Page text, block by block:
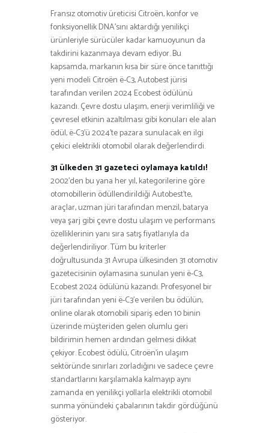
Fransız otomotiv üreticisi Citroën, konfor ve
fonksiyonellik DNA’sını aktardığı yenilikçi
ürünleriyle sürücüler kadar kamuoyunun da
takdirini kazanmaya devam ediyor. Bu
kapsamda, markanın kısa bir süre önce tanıttığı
yeni modeli Citroën ë-C3, Autobest jürisi
tarafından verilen 2024 Ecobest ödülünü
kazandı. Çevre dostu ulaşım, enerji verimliliği ve
çevresel etkinin azaltılması gibi konuları ele alan
ödül, ë-C3’ü 2024’te pazara sunulacak en ilgi
çekici elektrikli otomobil olarak değerlendirdi.
31 ülkeden 31 gazeteci oylamaya katıldı!
2002’den bu yana her yıl, kategorilerine göre
otomobillerin ödüllendirildiği Autobest’te,
araçlar, uzman jüri tarafından menzil, batarya
veya şarj gibi çevre dostu ulaşım ve performans
özelliklerinin yanı sıra satış fiyatlarıyla da
değerlendiriliyor. Tüm bu kriterler
doğrultusunda 31 Avrupa ülkesinden 31 otomotiv
gazetecisinin oylamasına sunulan yeni ë-C3,
Ecobest 2024 ödülünü kazandı. Profesyonel bir
jüri tarafından yeni ë-C3’e verilen bu ödülün,
online olarak otomobili sipariş eden 10 binin
üzerinde müşteriden gelen olumlu geri
bildirimin hemen ardından gelmesi dikkat
çekiyor. Ecobest ödülü, Citroën’in ulaşım
sektöründe sınırları zorladığını ve sadece çevre
standartlarını karşılamakla kalmayıp aynı
zamanda en yenilikçi yollarla elektrikli otomobil
sunma yönündeki çabalarının takdir gördüğünü
gösteriyor.